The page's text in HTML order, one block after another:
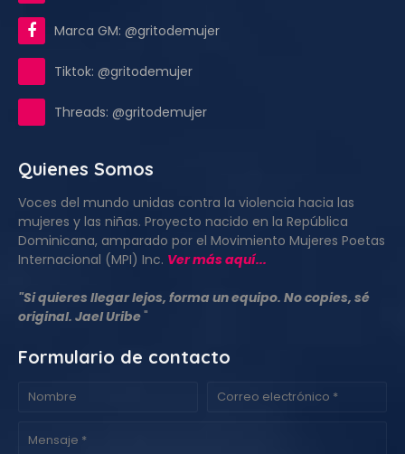
Marca GM: @gritodemujer
Tiktok: @gritodemujer
Threads: @gritodemujer
Quienes Somos
Voces del mundo unidas contra la violencia hacia las
mujeres y las niñas. Proyecto nacido en la República
Dominicana, amparado por el Movimiento Mujeres Poetas
Internacional (MPI) Inc. Ver más aquí...
"Si quieres llegar lejos, forma un equipo. No copies, sé
original. Jael Uribe"
Formulario de contacto